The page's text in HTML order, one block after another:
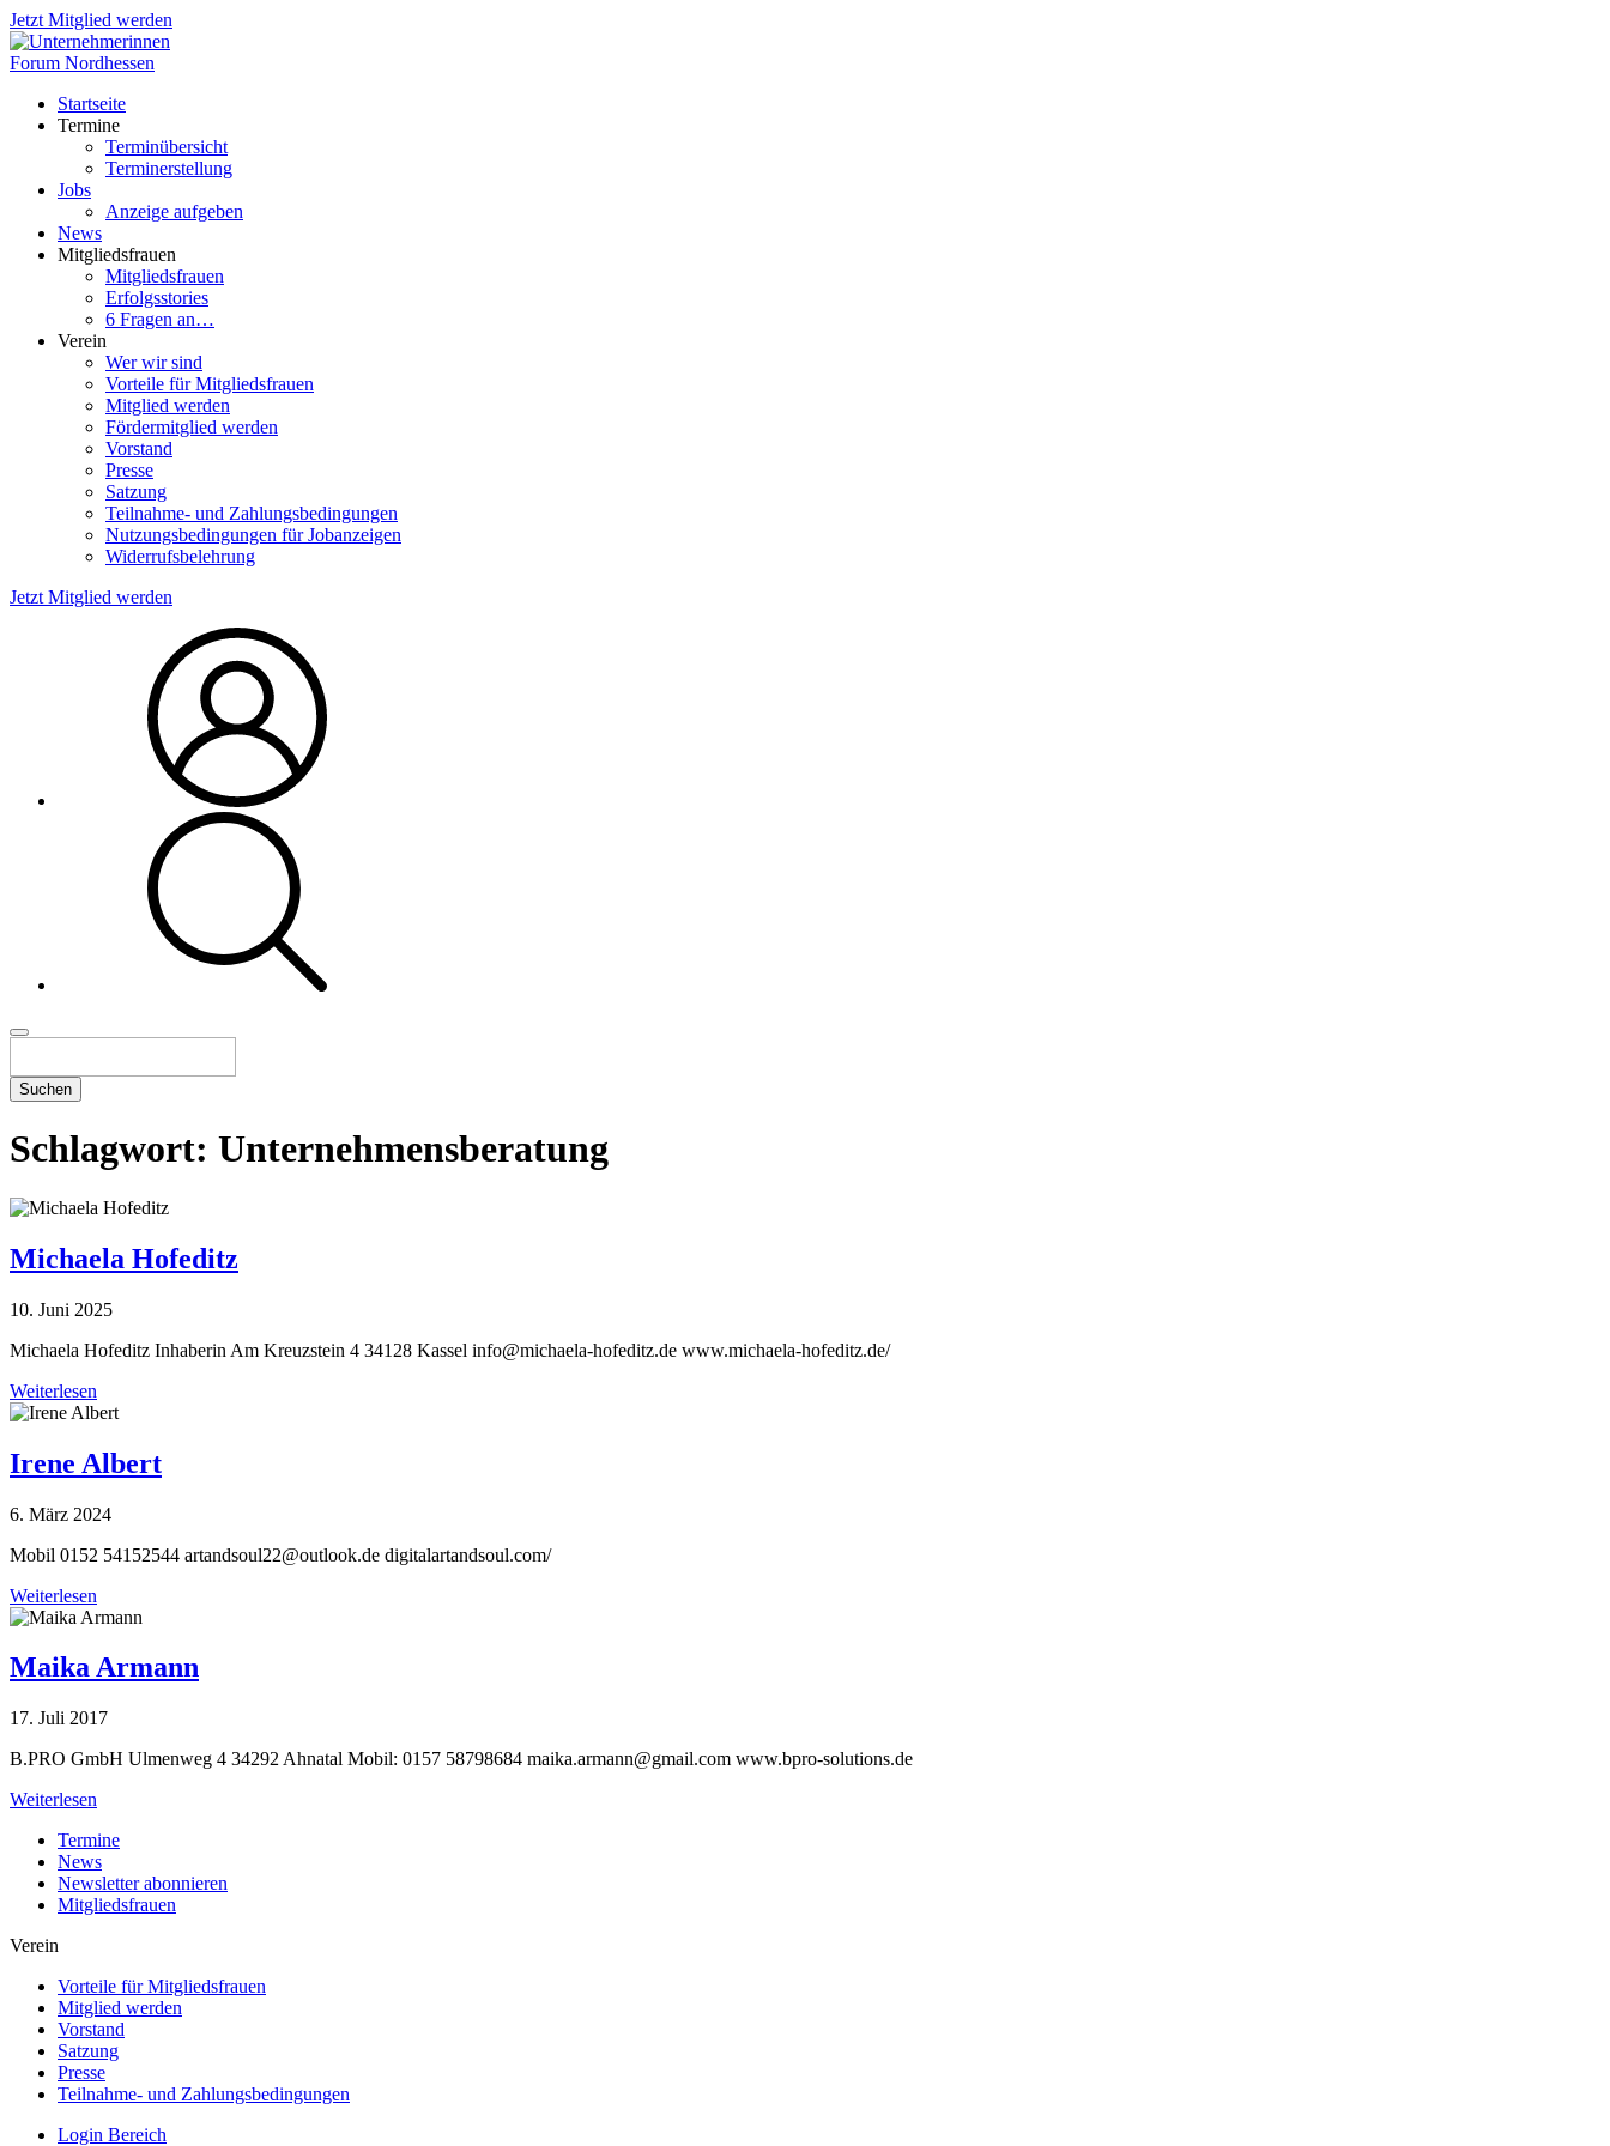
Jetzt Mitglied werden
Startseite
Termine
Terminübersicht
Terminerstellung
Jobs
Anzeige aufgeben
News
Mitgliedsfrauen
Mitgliedsfrauen
Erfolgsstories
6 Fragen an…
Verein
Wer wir sind
Vorteile für Mitgliedsfrauen
Mitglied werden
Fördermitglied werden
Vorstand
Presse
Satzung
Teilnahme- und Zahlungsbedingungen
Nutzungsbedingungen für Jobanzeigen
Widerrufsbelehrung
Jetzt Mitglied werden
Suchen
Schlagwort: Unternehmensberatung
Michaela Hofeditz
10. Juni 2025
Michaela Hofeditz Inhaberin Am Kreuzstein 4 34128 Kassel info@michaela-hofeditz.de www.michaela-hofeditz.de/
Weiterlesen
Irene Albert
6. März 2024
Mobil 0152 54152544 artandsoul22@outlook.de digitalartandsoul.com/
Weiterlesen
Maika Armann
17. Juli 2017
B.PRO GmbH Ulmenweg 4 34292 Ahnatal Mobil: 0157 58798684 maika.armann@gmail.com www.bpro-solutions.de
Weiterlesen
Termine
News
Newsletter abonnieren
Mitgliedsfrauen
Verein
Vorteile für Mitgliedsfrauen
Mitglied werden
Vorstand
Satzung
Presse
Teilnahme- und Zahlungsbedingungen
Login Bereich